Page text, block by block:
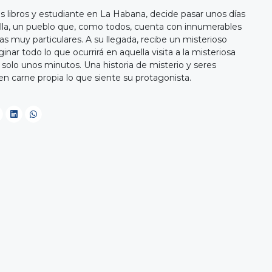
libros y estudiante en La Habana, decide pasar unos días
un pueblo que, como todos, cuenta con innumerables
muy particulares. A su llegada, recibe un misterioso
todo lo que ocurrirá en aquella visita a la misteriosa
unos minutos. Una historia de misterio y seres
carne propia lo que siente su protagonista.